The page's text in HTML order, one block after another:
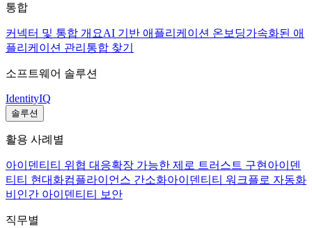
통합
커넥터 및 통합 개요AI 기반 애플리케이션 온보딩가속화된 애
플리케이션 관리 통합 찾기
소프트웨어 솔루션
IdentityIQ
솔루션
활용 사례별
아이덴티티 위협 대응확장 가능한 제로 트러스트 구현 아이덴
티티 현대화컴플라이언스 간소화아이덴티티 워크플로 자동화
비인간 아이덴티티 보안
직무별